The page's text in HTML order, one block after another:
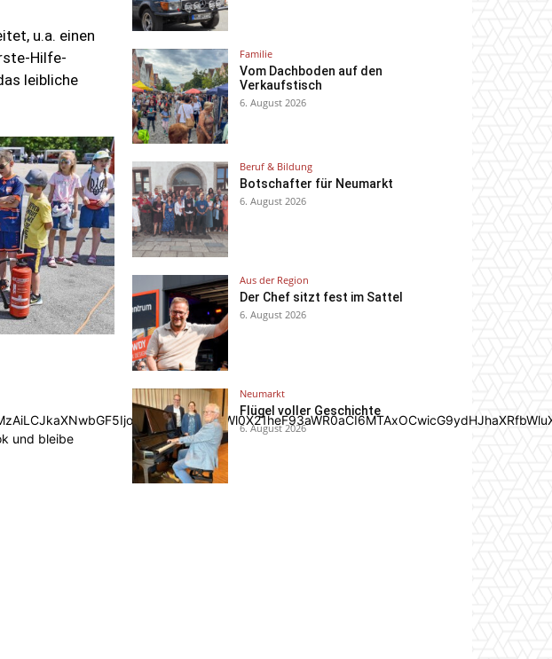
u.a. einen
Hilfe-
leibliche
und bleibe
Familie
Vom Dachboden auf den
Verkaufstisch
6. August 2026
Beruf & Bildung
Botschafter für Neumarkt
6. August 2026
Aus der Region
Der Chef sitzt fest im Sattel
6. August 2026
Neumarkt
Flügel voller Geschichte
6. August 2026